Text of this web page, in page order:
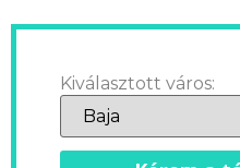
Kiválasztott város: